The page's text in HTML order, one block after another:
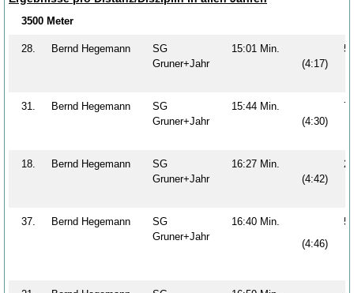
3500 Meter
28. Bernd Hegemann
SG
Gruner+Jahr
15:01 Min.
(4:17)
31. Bernd Hegemann
SG
Gruner+Jahr
15:44 Min.
(4:30)
18. Bernd Hegemann
SG
Gruner+Jahr
16:27 Min.
(4:42)
37. Bernd Hegemann
SG
Gruner+Jahr
16:40 Min.
(4:46)